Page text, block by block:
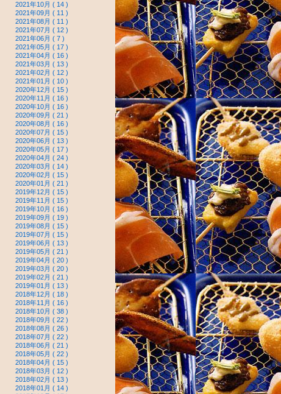
2021年10月 ( 14 )
2021年09月 ( 11 )
2021年08月 ( 11 )
2021年07月 ( 12 )
2021年06月 ( 7 )
2021年05月 ( 17 )
2021年04月 ( 16 )
2021年03月 ( 13 )
2021年02月 ( 12 )
2021年01月 ( 10 )
2020年12月 ( 15 )
2020年11月 ( 16 )
2020年10月 ( 16 )
2020年09月 ( 21 )
2020年08月 ( 16 )
2020年07月 ( 15 )
2020年06月 ( 13 )
2020年05月 ( 17 )
2020年04月 ( 24 )
2020年03月 ( 14 )
2020年02月 ( 15 )
2020年01月 ( 21 )
2019年12月 ( 15 )
2019年11月 ( 15 )
2019年10月 ( 16 )
2019年09月 ( 19 )
2019年08月 ( 15 )
2019年07月 ( 15 )
2019年06月 ( 13 )
2019年05月 ( 21 )
2019年04月 ( 20 )
2019年03月 ( 20 )
2019年02月 ( 21 )
2019年01月 ( 13 )
2018年12月 ( 18 )
2018年11月 ( 16 )
2018年10月 ( 38 )
2018年09月 ( 22 )
2018年08月 ( 26 )
2018年07月 ( 22 )
2018年06月 ( 21 )
2018年05月 ( 22 )
2018年04月 ( 15 )
2018年03月 ( 12 )
2018年02月 ( 13 )
2018年01月 ( 14 )